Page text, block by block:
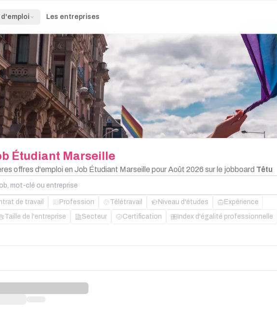
d'emploi Les entreprises
Étudiant Marseille
offres d'emploi en Job Étudiant Marseille pour Août 2026 sur le jobboard Têtu
clé ou entreprise
de travail Profession Télétravail Niveau d'études Expérience
Taille de l'entreprise Secteur Certification Index d'égalité professionnelle